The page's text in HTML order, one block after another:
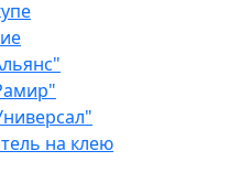
на клею